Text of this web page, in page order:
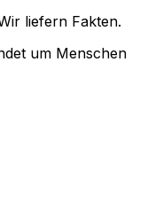
liefern Fakten.
um Menschen